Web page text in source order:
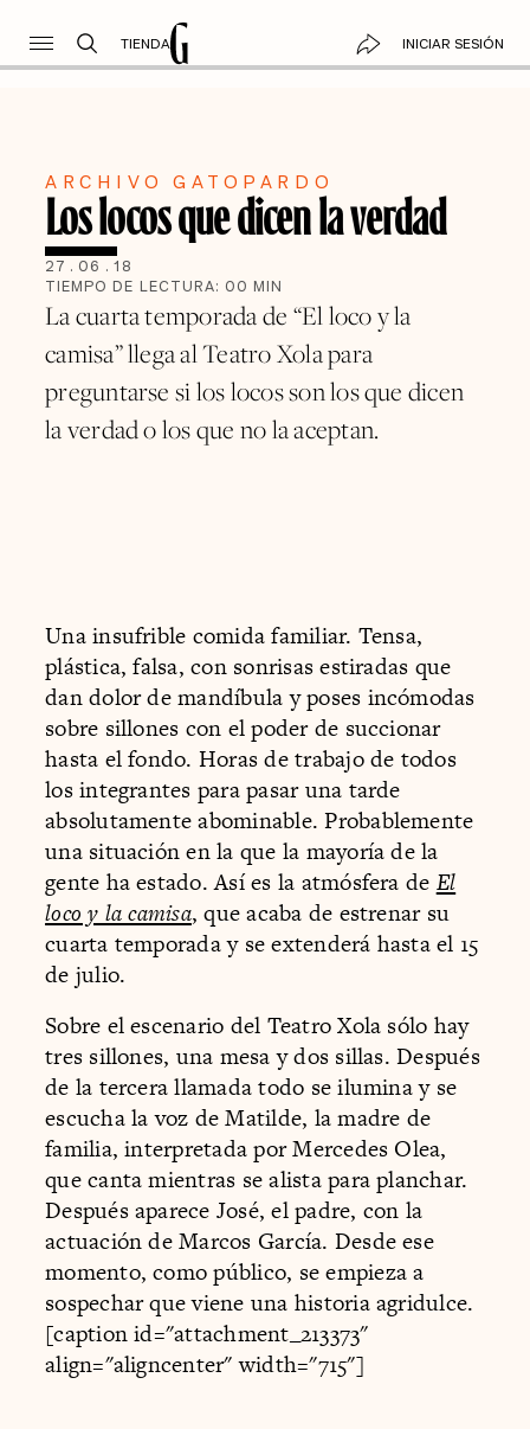
TIENDA INICIAR SESIÓN
ARCHIVO GATOPARDO
Los locos que dicen la verdad
27 . 06 . 18
TIEMPO DE LECTURA: 00 MIN
La cuarta temporada de “El loco y la
camisa” llega al Teatro Xola para
preguntarse si los locos son los que dicen
la verdad o los que no la aceptan.
Una insufrible comida familiar. Tensa,
plástica, falsa, con sonrisas estiradas que
dan dolor de mandíbula y poses incómodas
sobre sillones con el poder de succionar
hasta el fondo. Horas de trabajo de todos
los integrantes para pasar una tarde
absolutamente abominable. Probablemente
una situación en la que la mayoría de la
gente ha estado. Así es la atmósfera de El
loco y la camisa, que acaba de estrenar su
cuarta temporada y se extenderá hasta el 15
de julio.
Sobre el escenario del Teatro Xola sólo hay
tres sillones, una mesa y dos sillas. Después
de la tercera llamada todo se ilumina y se
escucha la voz de Matilde, la madre de
familia, interpretada por Mercedes Olea,
que canta mientras se alista para planchar.
Después aparece José, el padre, con la
actuación de Marcos García. Desde ese
momento, como público, se empieza a
sospechar que viene una historia agridulce.
[caption id="attachment_213373"
align="aligncenter" width="715"]